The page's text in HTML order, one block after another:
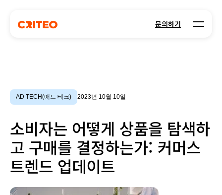
문의하기 Open
AD TECH(애드 테크) 2023년 10월 10일
소비자는 어떻게 상품을 탐색하
고 구매를 결정하는가: 커머스
트렌드 업데이트